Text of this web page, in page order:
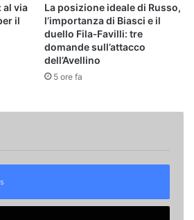
al via
il
La posizione ideale di Russo,
l’importanza di Biasci e il
duello Fila‑Favilli: tre
domande sull’attacco
dell’Avellino
5 ore fa